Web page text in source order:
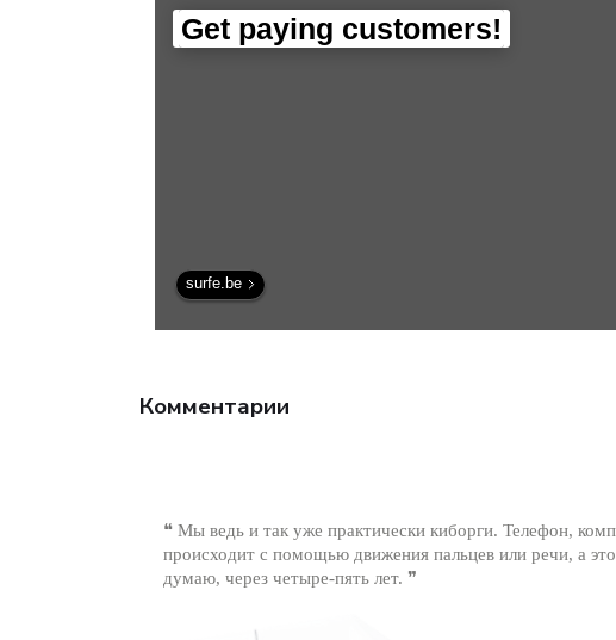
Наука.
Get paying customers!
surfe.be
Комментарии
❝ Мы ведь и так уже практически киборги. Телефон,
происходит с помощью движения пальцев или речи, а
думаю, через четыре-пять лет. ❞